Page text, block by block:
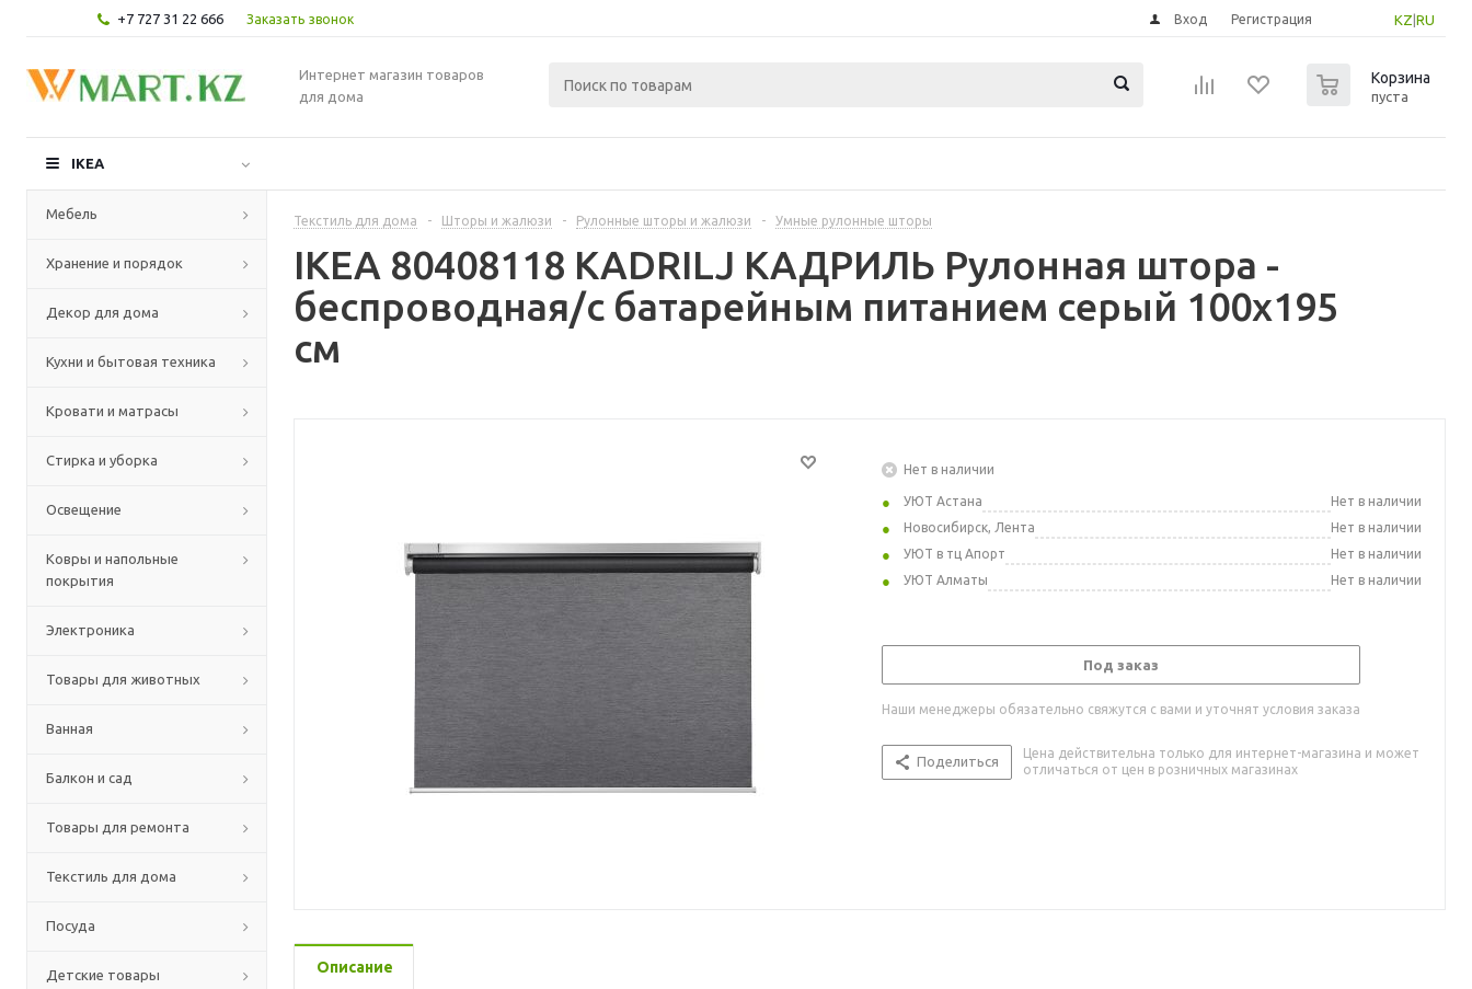
+7 727 31 22 666 Заказать звонок KZ RU
Вход Регистрация
Интернет магазин товаров
для дома
Корзина
пуста
IKEA
Мебель
Хранение и порядок
Декор для дома
Кухни и бытовая техника
Кровати и матрасы
Стирка и уборка
Освещение
Ковры и напольные
покрытия
Электроника
Товары для животных
Ванная
Балкон и сад
Товары для ремонта
Текстиль для дома
Посуда
Детские товары
Текстиль для дома - Шторы и жалюзи - Рулонные шторы и жалюзи - Умные рулонные шторы
IKEA 80408118 KADRILJ КАДРИЛЬ Рулонная штора -
беспроводная/с батарейным питанием серый 100x195
см
Нет в наличии
УЮТ Астана
Нет в наличии
Новосибирск, Лента
Нет в наличии
УЮТ в тц Апорт
Нет в наличии
УЮТ Алматы
Нет в наличии
Под заказ
Наши менеджеры обязательно свяжутся с вами и уточнят условия заказа
Поделиться
Цена действительна только для интернет-магазина и может
отличаться от цен в розничных магазинах
Описание